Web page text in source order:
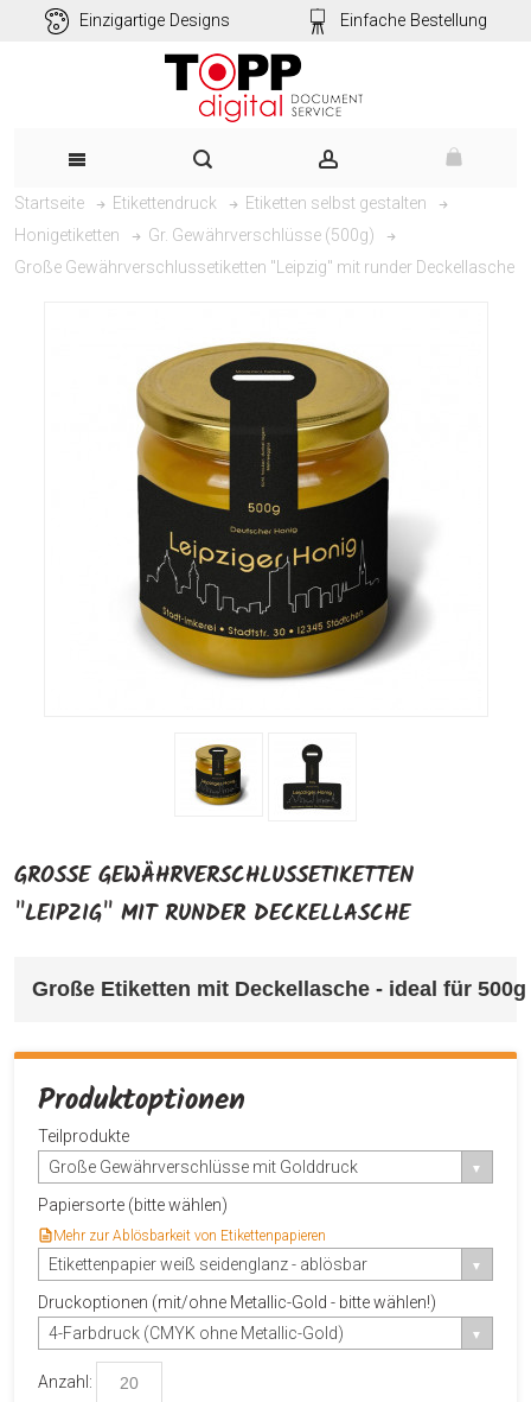
Einzigartige Designs Einfache Bestellung
Startseite Etikettendruck
Etiketten selbst gestalten
Honigetiketten
Gr. Gewährverschlüsse (500g)
Große Gewährverschlussetiketten "Leipzig" mit runder Deckellasche
GROSSE GEWÄHRVERSCHLUSSETIKETTEN "
LEIPZIG" MIT RUNDER DECKELLASCHE
Große Etiketten mit Deckellasche - ideal für
Produktoptionen
Teilprodukte
Große Gewährverschlüsse mit Golddruck
Papiersorte (bitte wählen)
Mehr zur Ablösbarkeit von Etikettenpapieren
Etikettenpapier weiß seidenglanz - ablösbar
Druckoptionen (mit/ohne Metallic-Gold - bitte wählen!)
4-Farbdruck (CMYK ohne Metallic-Gold)
Anzahl: